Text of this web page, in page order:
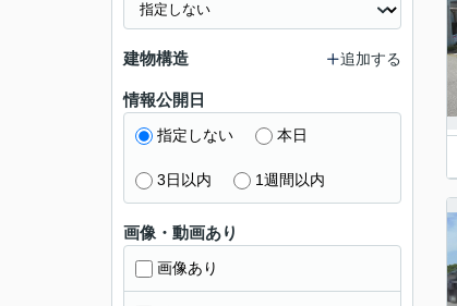
建物構造 追加する
情報公開日
指定しない 本日
3日以内 1週間以内
画像・動画あり
画像あり